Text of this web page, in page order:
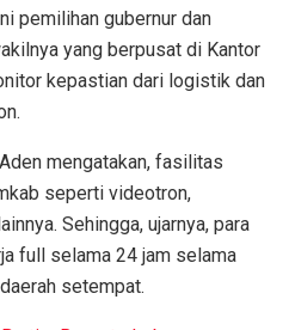
pemilihan gubernur dan
yang berpusat di Kantor
kepastian dari logistik dan
mengatakan, fasilitas
seperti videotron,
Sehingga, ujarnya, para
full selama 24 jam selama
setempat.